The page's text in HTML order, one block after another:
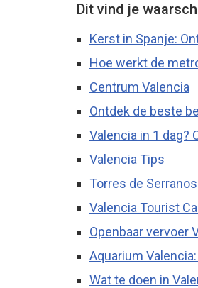
Dit vind je
Kerst in Spanje:
Hoe werkt de
Centrum Valencia
Ontdek de beste
Valencia in 1 dag?
Valencia Tips
Torres de
Valencia Tourist
Openbaar vervoer
Aquarium
Wat te doen in